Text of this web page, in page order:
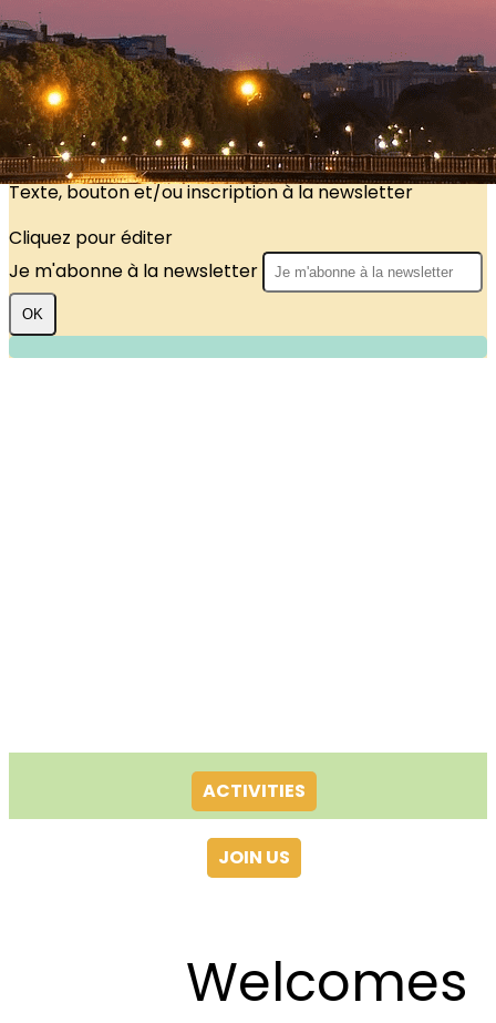
?>
Images de la page d'accueil
Cliquez pour éditer
Texte, bouton et/ou inscription à la newsletter
Cliquez pour éditer
Je m'abonne à la newsletter
OK
ACTIVITIES
JOIN US
Welcomes